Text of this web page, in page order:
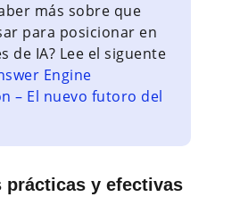
más sobre que
para posicionar en
de IA? Lee el siguente
Engine
– El nuevo futoro del
prácticas y efectivas